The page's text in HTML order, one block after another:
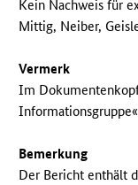
Kein Nachweis für
Mittig, Neiber,
Vermerk
Im
Bemerkung
Der Bericht enthält